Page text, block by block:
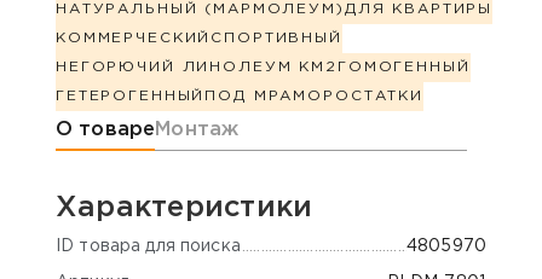
НАТУРАЛЬНЫЙ (МАРМОЛЕУМ) ДЛЯ КВАРТИРЫ
КОММЕРЧЕСКИЙ СПОРТИВНЫЙ
НЕГОРЮЧИЙ ЛИНОЛЕУМ КМ2 ГОМОГЕННЫЙ
ГЕТЕРОГЕННЫЙ ПОД МРАМОР ОСТАТКИ
Информация о товаре
О товаре Монтаж
Характеристики
ID товара для поиска 4805970